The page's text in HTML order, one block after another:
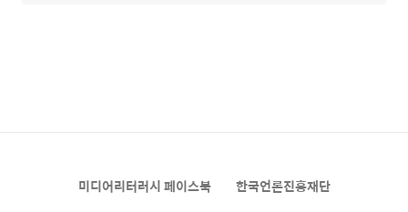
미디어리터러시 페이스북 한국언론진흥재단